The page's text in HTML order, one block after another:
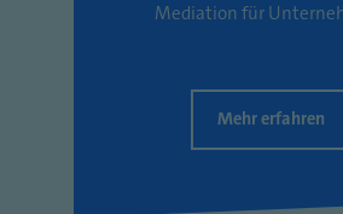
Mediation für
Mehr erfahren